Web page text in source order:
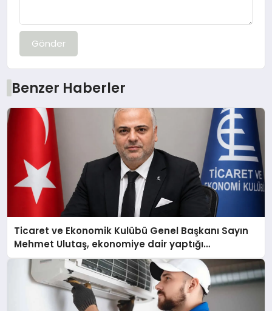
Gönder
Benzer Haberler
Ticaret ve Ekonomik Kulübü Genel Başkanı Sayın
Mehmet Ulutaş, ekonomiye dair yaptığı
açıklamada şunları kaydetti: